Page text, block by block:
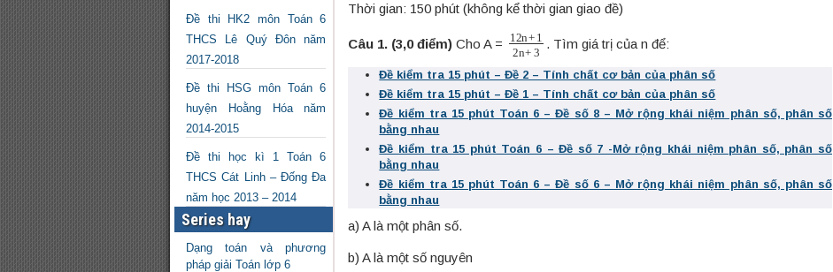
Đề thi HK2 môn Toán 6
THCS Lê Quý Đôn năm
2017-2018
Đề thi HSG môn Toán 6
huyện Hoằng Hóa năm
2014-2015
Đề thi học kì 1 Toán 6
THCS Cát Linh – Đống Đa
năm học 2013 – 2014
Series hay
Dạng toán và phương
pháp giải Toán lớp 6
Thời gian: 150 phút (không kể thời gian giao đề)
Câu 1. (3,0 điểm) Cho A = 12n+ n
. Tìm giá trị của n để:
Đề kiểm tra 15 phút – Đề 2 – Tính chất cơ bản của phân số
Đề kiểm tra 15 phút – Đề 1 – Tính chất cơ bản của phân số
Đề kiểm tra 15 phút Toán 6 – Đề số 8 – Mở rộng khái niệm phân số, phân số
bằng nhau
Đề kiểm tra 15 phút Toán 6 – Đề số 7 -Mở rộng khái niệm phân số, phân số
bằng nhau
Đề kiểm tra 15 phút Toán 6 – Đề số 6 – Mở rộng khái niệm phân số, phân số
bằng nhau
a) A là một phân số.
b) A là một số nguyên